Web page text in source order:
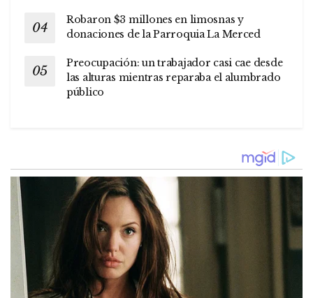
Robaron $3 millones en limosnas y
donaciones de la Parroquia La Merced
Preocupación: un trabajador casi cae desde
las alturas mientras reparaba el alumbrado
público